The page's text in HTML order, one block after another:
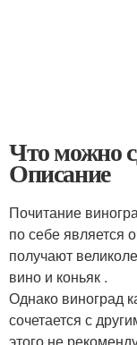
Что можно
Описание
Почитание
по себе является
получают
вино и коньяк .
Однако виноград
сочетается с